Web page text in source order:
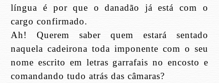
língua é por que o danadão já está com o
cargo confirmado.
Ah! Querem saber quem estará sentado
naquela cadeirona toda imponente com o seu
nome escrito em letras garrafais no encosto e
comandando tudo atrás das câmaras?